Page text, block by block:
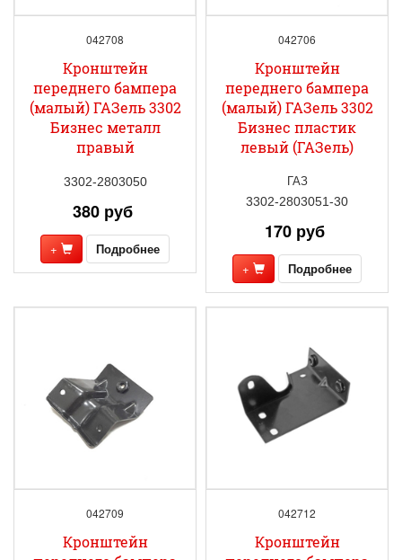
042708
Кронштейн
переднего бампера
(малый) ГАЗель 3302
Бизнес металл
правый
3302-2803050
380 руб
+ Подробнее
042706
Кронштейн
переднего бампера
(малый) ГАЗель 3302
Бизнес пластик
левый (ГАЗель)
ГАЗ
3302-2803051-30
170 руб
+ Подробнее
042709
Кронштейн
042712
Кронштейн